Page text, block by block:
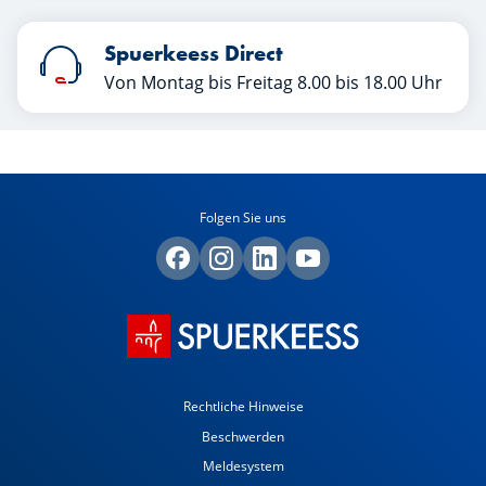
Spuerkeess Direct
Von Montag bis Freitag 8.00 bis 18.00 Uhr
Folgen Sie uns
Rechtliche Hinweise
Beschwerden
Meldesystem